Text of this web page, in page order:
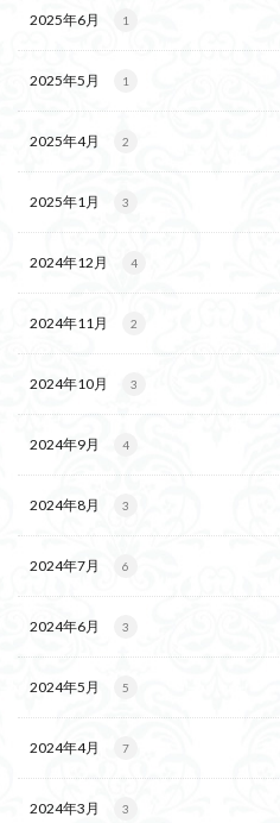
2025年6月 1
2025年5月 1
2025年4月 2
2025年1月 3
2024年12月 4
2024年11月 2
2024年10月 3
2024年9月 4
2024年8月 3
2024年7月 6
2024年6月 3
2024年5月 5
2024年4月 7
2024年3月 3